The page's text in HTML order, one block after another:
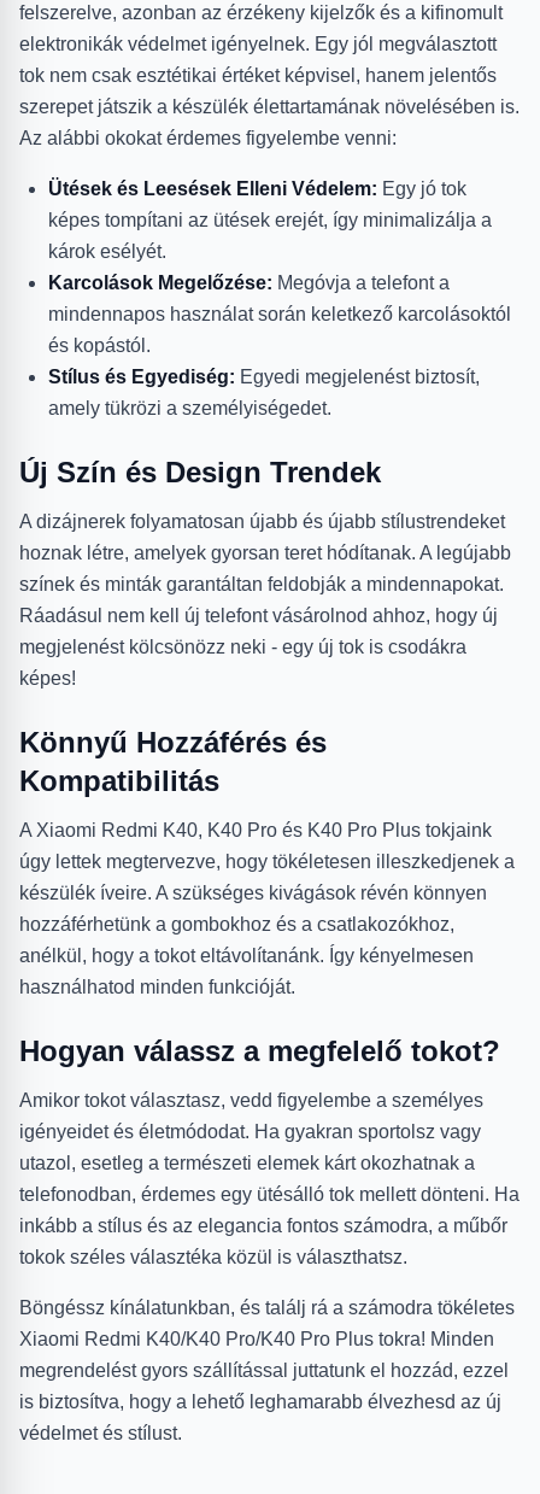
felszerelve, azonban az érzékeny kijelzők és a kifinomult
elektronikák védelmet igényelnek. Egy jól megválasztott
tok nem csak esztétikai értéket képvisel, hanem jelentős
szerepet játszik a készülék élettartamának növelésében is.
Az alábbi okokat érdemes figyelembe venni:
Ütések és Leesések Elleni Védelem: Egy jó tok
képes tompítani az ütések erejét, így minimalizálja a
károk esélyét.
Karcolások Megelőzése: Megóvja a telefont a
mindennapos használat során keletkező karcolásoktól
és kopástól.
Stílus és Egyediség: Egyedi megjelenést biztosít,
amely tükrözi a személyiségedet.
Új Szín és Design Trendek
A dizájnerek folyamatosan újabb és újabb stílustrendeket
hoznak létre, amelyek gyorsan teret hódítanak. A legújabb
színek és minták garantáltan feldobják a mindennapokat.
Ráadásul nem kell új telefont vásárolnod ahhoz, hogy új
megjelenést kölcsönözz neki - egy új tok is csodákra
képes!
Könnyű Hozzáférés és
Kompatibilitás
A Xiaomi Redmi K40, K40 Pro és K40 Pro Plus tokjaink
úgy lettek megtervezve, hogy tökéletesen illeszkedjenek a
készülék íveire. A szükséges kivágások révén könnyen
hozzáférhetünk a gombokhoz és a csatlakozókhoz,
anélkül, hogy a tokot eltávolítanánk. Így kényelmesen
használhatod minden funkcióját.
Hogyan válassz a megfelelő tokot?
Amikor tokot választasz, vedd figyelembe a személyes
igényeidet és életmódodat. Ha gyakran sportolsz vagy
utazol, esetleg a természeti elemek kárt okozhatnak a
telefonodban, érdemes egy ütésálló tok mellett dönteni. Ha
inkább a stílus és az elegancia fontos számodra, a műbőr
tokok széles választéka közül is választhatsz.
Böngéssz kínálatunkban, és találj rá a számodra tökéletes
Xiaomi Redmi K40/K40 Pro/K40 Pro Plus tokra! Minden
megrendelést gyors szállítással juttatunk el hozzád, ezzel
is biztosítva, hogy a lehető leghamarabb élvezhesd az új
védelmet és stílust.